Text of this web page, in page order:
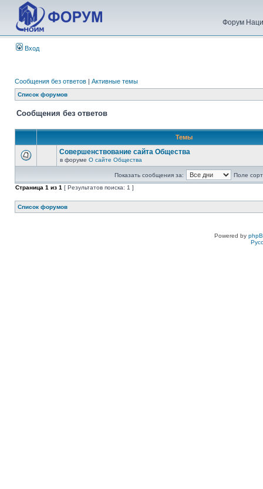
Форум
Вход
Сообщения без ответов | Активные темы
Список форумов
Сообщения без ответов
Темы
Совершенствование сайта Общества
в форуме О сайте Общества
Показать сообщения за:
Поле
Страница 1 из 1 [ Результатов поиска: 1 ]
Список форумов
Powered by